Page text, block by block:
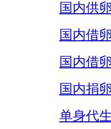
国内供
国内借
国内借
国内捐
单身代